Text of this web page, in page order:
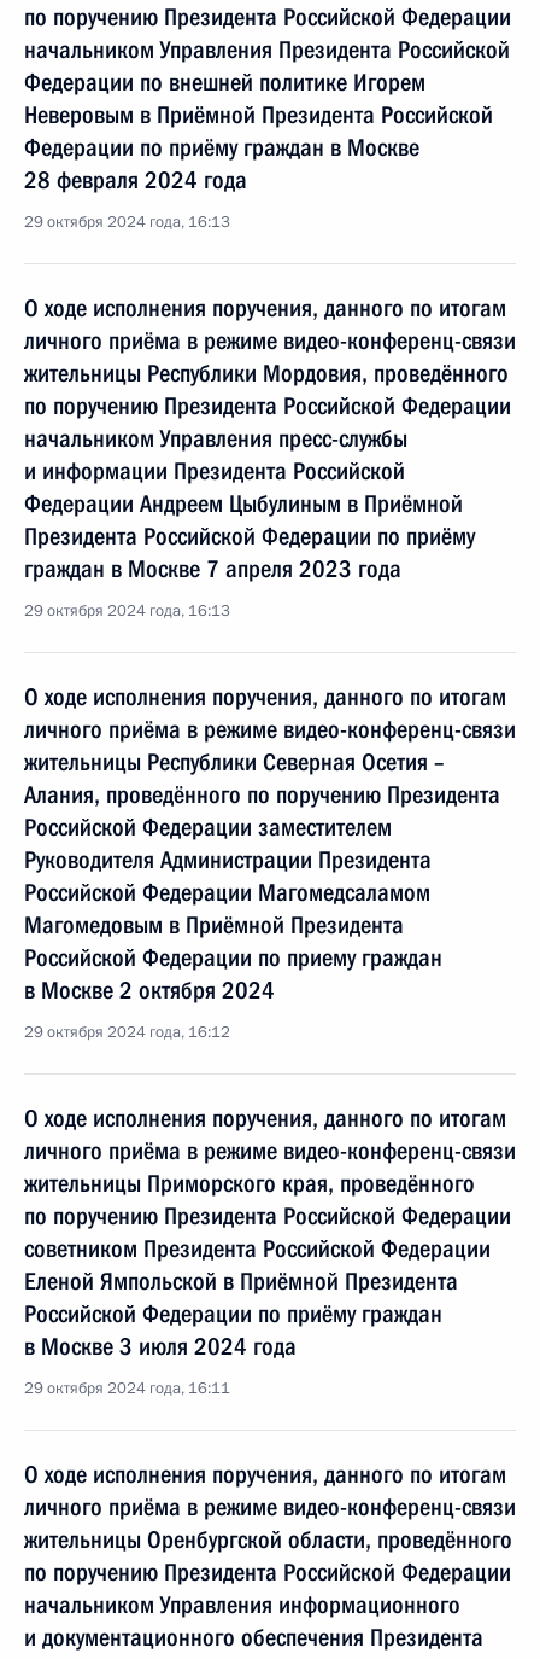
по поручению Президента Российской Федерации
начальником Управления Президента Российской
Федерации по внешней политике Игорем
Неверовым в Приёмной Президента Российской
Федерации по приёму граждан в Москве
28 февраля 2024 года
29 октября 2024 года, 16:13
О ходе исполнения поручения, данного по итогам
личного приёма в режиме видео-конференц-связи
жительницы Республики Мордовия, проведённого
по поручению Президента Российской Федерации
начальником Управления пресс-службы
и информации Президента Российской
Федерации Андреем Цыбулиным в Приёмной
Президента Российской Федерации по приёму
граждан в Москве 7 апреля 2023 года
29 октября 2024 года, 16:13
О ходе исполнения поручения, данного по итогам
личного приёма в режиме видео-конференц-связи
жительницы Республики Северная Осетия –
Алания, проведённого по поручению Президента
Российской Федерации заместителем
Руководителя Администрации Президента
Российской Федерации Магомедсаламом
Магомедовым в Приёмной Президента
Российской Федерации по приему граждан
в Москве 2 октября 2024
29 октября 2024 года, 16:12
О ходе исполнения поручения, данного по итогам
личного приёма в режиме видео-конференц-связи
жительницы Приморского края, проведённого
по поручению Президента Российской Федерации
советником Президента Российской Федерации
Еленой Ямпольской в Приёмной Президента
Российской Федерации по приёму граждан
в Москве 3 июля 2024 года
29 октября 2024 года, 16:11
О ходе исполнения поручения, данного по итогам
личного приёма в режиме видео-конференц-связи
жительницы Оренбургской области, проведённого
по поручению Президента Российской Федерации
начальником Управления информационного
и документационного обеспечения Президента